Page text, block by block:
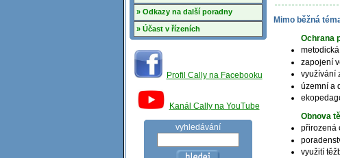
» Odkazy na další poradny
» Účast v řízeních
Profil Cally na Facebooku
Kanál Cally na YouTube
vyhledávání
Mimo běžná
Ochrana
zapojení
využívání
územní a
Obnova
přirozená
využití